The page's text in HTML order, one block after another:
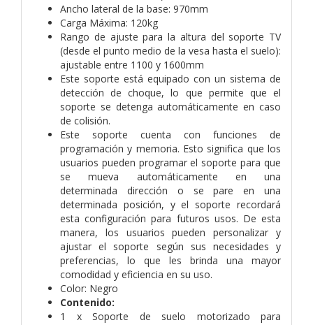
Ancho lateral de la base: 970mm
Carga Máxima: 120kg
Rango de ajuste para la altura del soporte TV
(desde el punto medio de la vesa hasta el suelo):
ajustable entre 1100 y 1600mm
Este soporte está equipado con un sistema de
detección de choque, lo que permite que el
soporte se detenga automáticamente en caso
de colisión.
Este soporte cuenta con funciones de
programación y memoria. Esto significa que los
usuarios pueden programar el soporte para que
se mueva automáticamente en una
determinada dirección o se pare en una
determinada posición, y el soporte recordará
esta configuración para futuros usos. De esta
manera, los usuarios pueden personalizar y
ajustar el soporte según sus necesidades y
preferencias, lo que les brinda una mayor
comodidad y eficiencia en su uso.
Color: Negro
Contenido:
1 x Soporte de suelo motorizado para